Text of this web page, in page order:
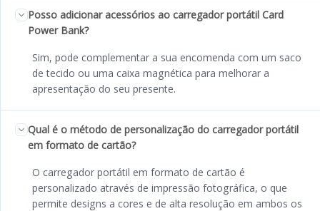
Posso adicionar acessórios ao carregador portátil Card
Power Bank?
Sim, pode complementar a sua encomenda com um saco
de tecido ou uma caixa magnética para melhorar a
apresentação do seu presente.
Qual é o método de personalização do carregador portátil
em formato de cartão?
O carregador portátil em formato de cartão é
personalizado através de impressão fotográfica, o que
permite designs a cores e de alta resolução em ambos os